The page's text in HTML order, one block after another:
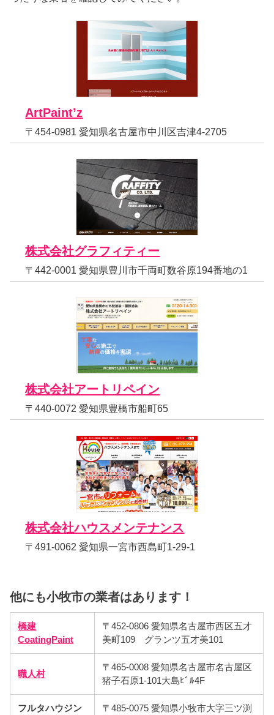
ArtPaint’z
〒454-0981 愛知県名古屋市中川区吉津4-2705
株式会社グラフィティー
〒442-0001 愛知県豊川市千両町数谷原194番地の1
株式会社アートリペイン
〒440-0072 愛知県豊橋市船町65
株式会社ハウスメンテナンス
〒491-0062 愛知県一宮市西島町1-29-1
他にも小牧市の業者はあります！
橋建
CoatingPaint
〒452-0806 愛知県名古屋市西区五才
美町109 グランツ五才美101
職人村
〒465-0008 愛知県名古屋市名古屋区
猪子石原1-101大島ﾋﾞﾙ4F
フルタハウジン
〒485-0075 愛知県小牧市大字三ツ渕